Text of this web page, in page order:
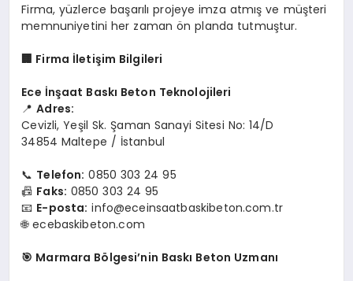
Firma, yüzlerce başarılı projeye imza atmış ve müşteri
memnuniyetini her zaman ön planda tutmuştur.
🏢 Firma İletişim Bilgileri
Ece İnşaat Baskı Beton Teknolojileri
📍Adres:
Cevizli, Yeşil Sk. Şaman Sanayi Sitesi No: 14/D
34854 Maltepe / İstanbul
📞 Telefon: 0850 303 24 95
📠 Faks: 0850 303 24 95
📧 E-posta: info@eceinsaatbaskibeton.com.tr
🌐 ecebaskibeton.com
🎯 Marmara Bölgesi’nin Baskı Beton Uzmanı